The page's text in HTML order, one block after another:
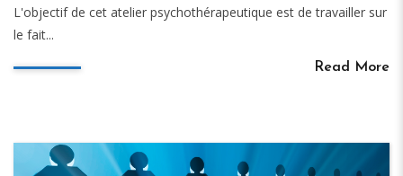
L'objectif de cet atelier psychothérapeutique est de travailler sur
le fait...
Read More